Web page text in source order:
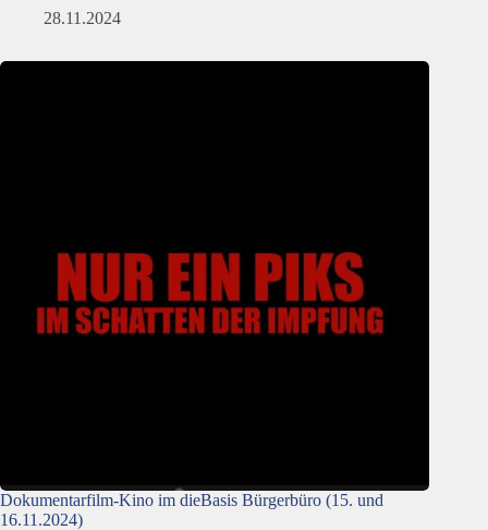
28.11.2024
Dokumentarfilm-Kino im dieBasis Bürgerbüro (15. und
16.11.2024)